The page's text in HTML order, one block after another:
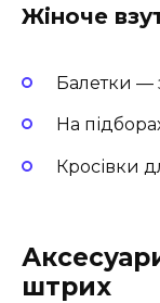
Жіноче
Балетки —
На
Кросівки
штрих